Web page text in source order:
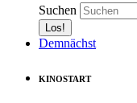
Suchen
Demnächst
KINOSTART